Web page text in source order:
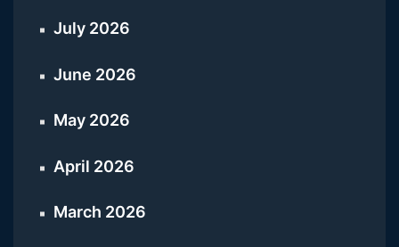
July 2026
June 2026
May 2026
April 2026
March 2026